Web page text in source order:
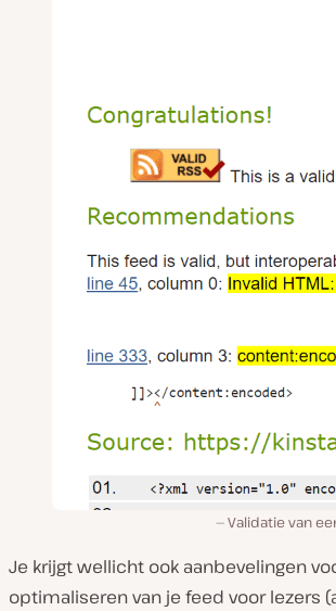
Validatie van
Je krijgt wellicht ook aanbevelingen
optimaliseren van je feed voor lezers